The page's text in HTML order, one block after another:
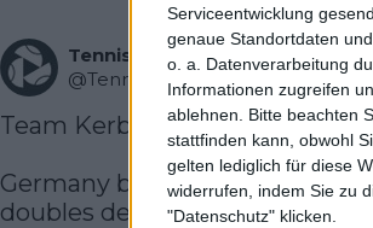
Serviceentwicklung
genaue Standortdaten
o. a. Datenverarbeitung
Informationen zugreifen
ablehnen. Bitte beachten
stattfinden kann, obwohl
gelten lediglich für diese
widerrufen, indem Sie zu
"Datenschutz" klicken.
Tennis TV
@TennisTV Follow
Team Kerber/Zverev FTW 🇩🇪
Germany beats Italy after a
doubles decider!